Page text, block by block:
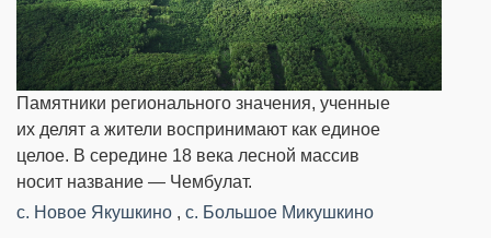
Памятники регионального значения, ученные
их делят а жители воспринимают как единое
целое. В середине 18 века лесной массив
носит название — Чембулат.
с. Новое Якушкино , с. Большое Микушкино